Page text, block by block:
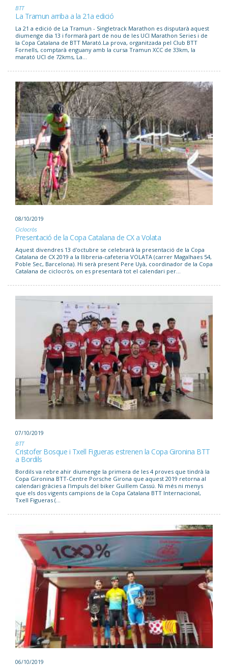
BTT
La Tramun arriba a la 21a edició
La 21 a edició de La Tramun - Singletrack Marathon es disputarà aquest
diumenge dia 13 i formarà part de nou de les UCI Marathon Series i de
la Copa Catalana de BTT Marató.La prova, organitzada pel Club BTT
Fornells, comptarà enguany amb la cursa Tramun XCC de 33km, la
marató UCI de 72kms, La...
08/10/2019
Ciclocròs
Presentació de la Copa Catalana de CX a Volata
Aquest divendres 13 d'octubre se celebrarà la presentació de la Copa
Catalana de CX 2019 a la llibreria-cafeteria VOLATA (carrer Magalhaes 54,
Poble Sec, Barcelona). Hi serà present Pere Uyà, coordinador de la Copa
Catalana de ciclocròs, on es presentarà tot el calendari per...
07/10/2019
BTT
Cristofer Bosque i Txell Figueras estrenen la Copa Gironina BTT
a Bordils
Bordils va rebre ahir diumenge la primera de les 4 proves que tindrà la
Copa Gironina BTT-Centre Porsche Girona que aquest 2019 retorna al
calendari gràcies a l'impuls del biker Guillem Cassú. Ni més ni menys
que els dos vigents campions de la Copa Catalana BTT Internacional,
Txell Figueras (...
06/10/2019